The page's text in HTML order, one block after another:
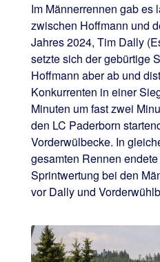
Im Männerrennen gab es
zwischen Hoffmann und
Jahres 2024, Tim Dally
setzte sich der gebürtige
Hoffmann aber ab und
Konkurrenten in einer
Minuten um fast zwei
den LC Paderborn
Vorderwülbecke. In
gesamten Rennen
Sprintwertung bei den
vor Dally und